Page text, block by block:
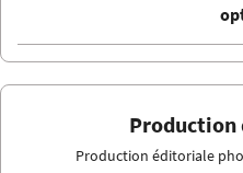
Production
Production éditoriale